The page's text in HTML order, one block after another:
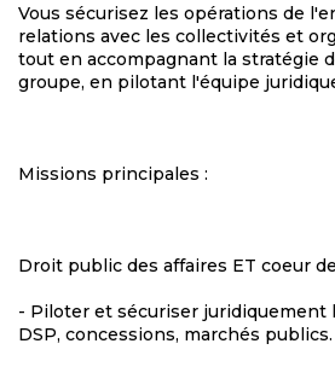
Vous sécurisez les opérations de
relations avec les collectivités et
tout en accompagnant la stratégie
groupe, en pilotant l'équipe
Missions principales :
Droit public des affaires ET coeur
- Piloter et sécuriser juridiquement
DSP, concessions, marchés publics.